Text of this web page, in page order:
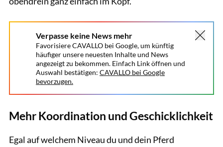
Verpasse keine News mehr
Favorisiere CAVALLO bei Google, um künftig
häufiger unsere neuesten Inhalte und News
angezeigt zu bekommen. Einfach Link öffnen und
Auswahl bestätigen: CAVALLO bei Google
bevorzugen.
Mehr Koordination und Geschicklichkeit
Egal auf welchem Niveau du und dein Pferd